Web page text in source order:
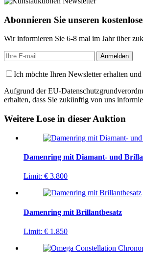
Abonnieren Sie unseren
Wir informieren Sie 6-8 mal im Jahr über
Ich möchte Ihren Newsletter erhalten
Aufgrund der EU-
erhalten, dass Sie zukünftig von uns
Weitere Lose in dieser Auktion
Damenring mit Diamant- und
Limit: € 3.800
Damenring mit Brillantbesatz
Limit: € 1.850